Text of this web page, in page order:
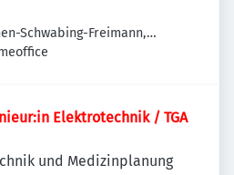
Schwabing-Freimann,
Elektrotechnik / TGA
und Medizinplanung